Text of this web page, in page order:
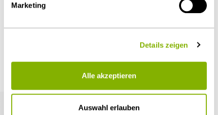
Marketing
Details zeigen
Alle akzeptieren
Auswahl erlauben
Öffentlicher Sektor und Vergabe
Weitere Artikel